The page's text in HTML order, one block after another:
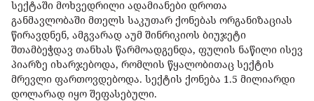
სექტაში მოხვედრილი ადამიანები დროთა
განმავლობაში მთელს საკუთარ ქონებას ორგანიზაციას
წირავდნენ, ამგვარად აუმ შინრიკიოს ბიუჯეტი
შთამბეჭდავ თანხას წარმოადგენდა, ფულის ნაწილი ისევ
პიარზე იხარჯებოდა, რომლის წყალობითაც სექტის
მრევლი ფართოვდებოდა. სექტის ქონება 1.5 მილიარდი
დოლარად იყო შეფასებული.